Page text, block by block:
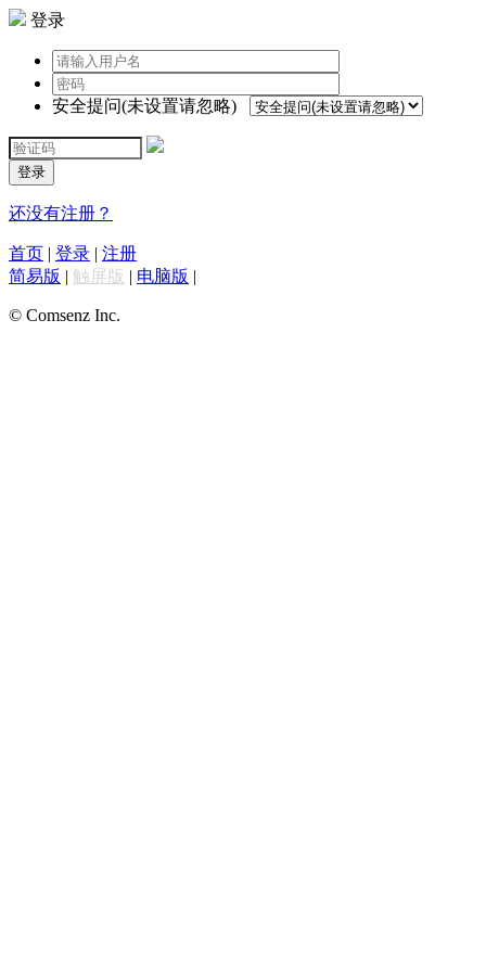
登录
安全提问(未设置请忽略)
登录
还没有注册？
首页 | 登录 | 注册
简易版 | 触屏版 | 电脑版 |
© Comsenz Inc.